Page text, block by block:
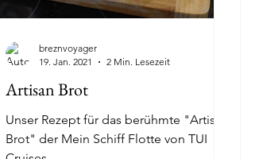
Artisan Brot
Unser Rezept für das berühmte "Artisan
Brot" der Mein Schiff Flotte von TUI
breznvoyager
19. Jan. 2021
2 Min. Lesezeit